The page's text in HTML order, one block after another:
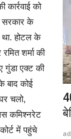
को
सरकार के
था. होटल के
शर्मा की
गुंडा एक्ट की
बाद कोई
चलो,
कमिश्नरेट
में पहुंचे
कॉन्फ्रेंस से